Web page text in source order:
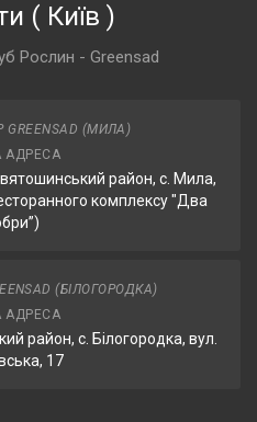
( Київ )
Рослин - Greensad
(МИЛА)
АДРЕСА
район, с. Мила,
комплексу "Два
(БІЛОГОРОДКА)
АДРЕСА
район, с. Білогородка, вул.
17